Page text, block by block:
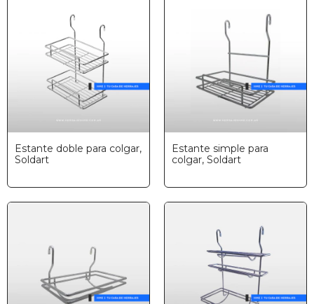
Estante doble para colgar,
Soldart
Estante simple para
colgar, Soldart